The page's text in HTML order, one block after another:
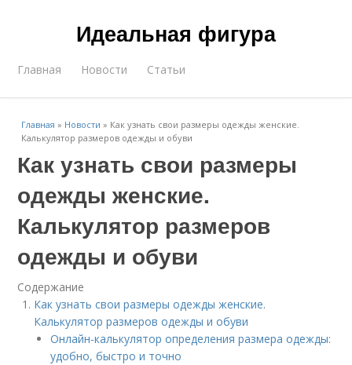
Идеальная фигура
Главная Новости Статьи
Главная » Новости » Как узнать свои размеры одежды женские.
Калькулятор размеров одежды и обуви
Как узнать свои размеры
одежды женские.
Калькулятор размеров
одежды и обуви
Содержание
Как узнать свои размеры одежды женские.
Калькулятор размеров одежды и обуви
Онлайн-калькулятор определения размера одежды:
удобно, быстро и точно